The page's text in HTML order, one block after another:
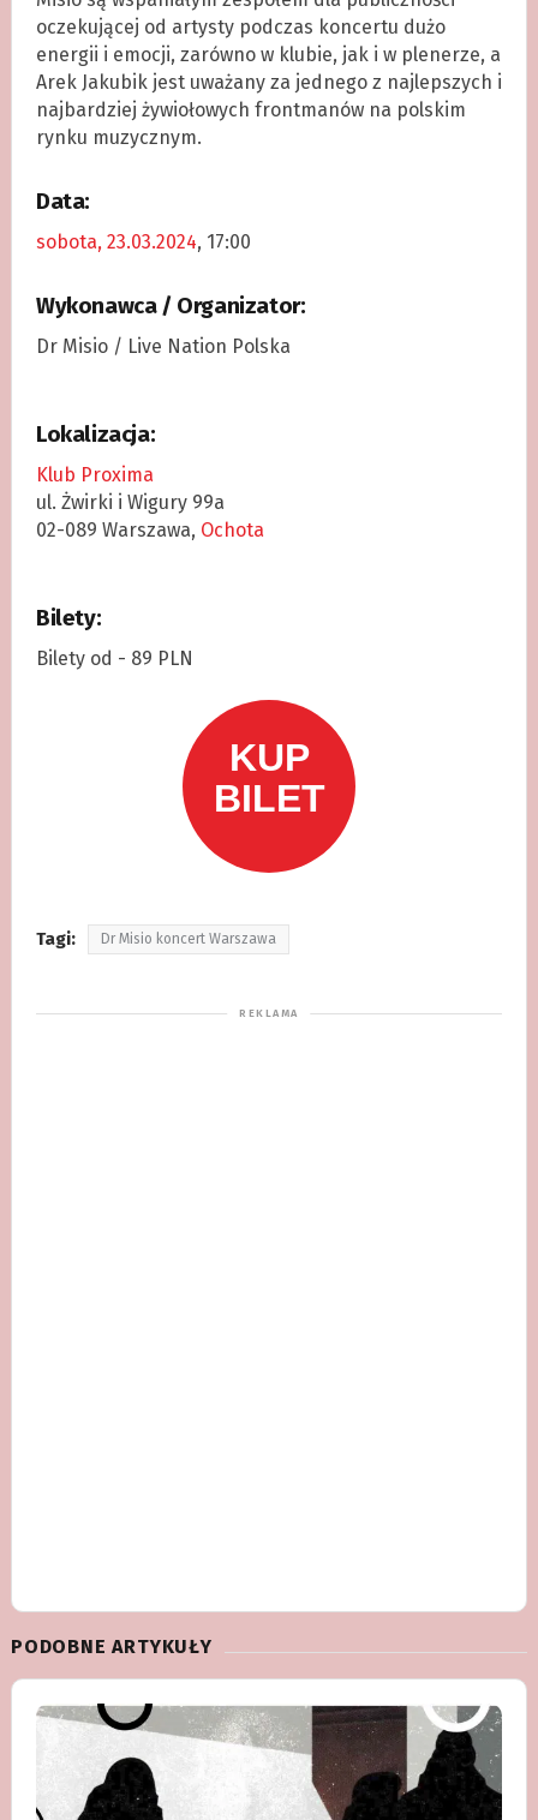
oczekującej od artysty podczas koncertu dużo
energii i emocji, zarówno w klubie, jak i w plenerze, a
Arek Jakubik jest uważany za jednego z najlepszych i
najbardziej żywiołowych frontmanów na polskim
rynku muzycznym.
Data:
sobota, 23.03.2024, 17:00
Wykonawca / Organizator:
Dr Misio / Live Nation Polska
Lokalizacja:
Klub Proxima
ul. Żwirki i Wigury 99a
02-089 Warszawa, Ochota
Bilety:
Bilety od - 89 PLN
Tagi: Dr Misio koncert Warszawa
PODOBNE ARTYKUŁY